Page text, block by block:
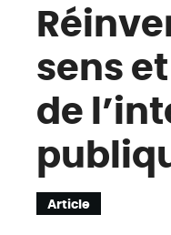
sens
de
Article